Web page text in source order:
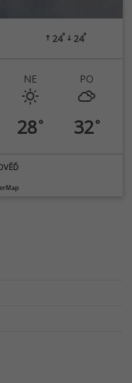
24° 24°
NE
28°
PO
32°